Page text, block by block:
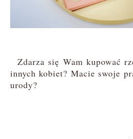
Zdarza się Wam kupować
innych kobiet? Macie swoje
urody?